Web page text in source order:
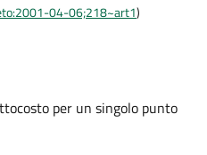
04-06;218~art1)
per un singolo punto